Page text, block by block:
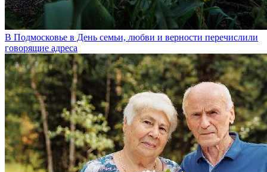
В Подмосковье в День семьи, любви и верности перечислили
говорящие адреса